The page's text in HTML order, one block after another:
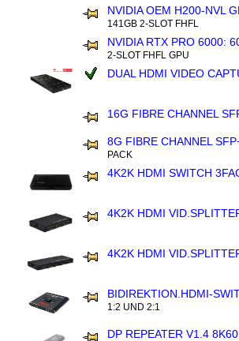
NVIDIA OEM H200-NVL
141GB 2-SLOT FHFL
NVIDIA RTX PRO 6000:
2-SLOT FHFL GPU
DUAL HDMI VIDEO
16G FIBRE CHANNEL
8G FIBRE CHANNEL
PACK
4K2K HDMI SWITCH
4K2K HDMI
4K2K HDMI
BIDIREKTION.HDMI-
1:2 UND 2:1
DP REPEATER V1.4